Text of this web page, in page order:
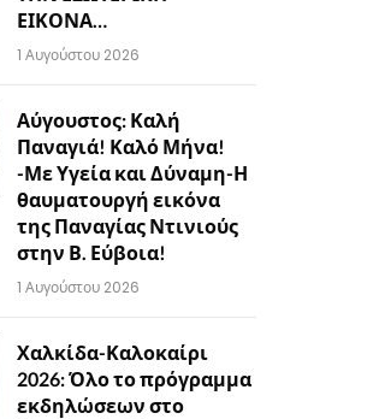
ΕΙΚΟΝΑ…
1 Αυγούστου 2026
Αύγουστος: Καλή
Παναγιά! Καλό Μήνα!
-Με Υγεία και Δύναμη-Η
θαυματουργή εικόνα
της Παναγίας Ντινιούς
στην Β. Εύβοια!
1 Αυγούστου 2026
Χαλκίδα-Καλοκαίρι
2026: Όλο το πρόγραμμα
εκδηλώσεων στο